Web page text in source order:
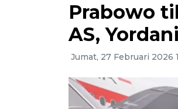
Prabowo
AS,
Jumat, 27 Februari 2026